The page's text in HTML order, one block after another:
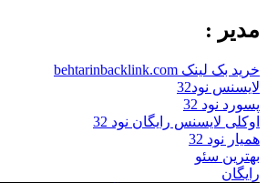
مدیر :
خرید بک لینک behtarinbacklink.com
لایسنس نود32
پسورد نود 32
اوکلی لایسنس رایگان نود 32
همیار نود 32
بهترین سئو
رایگان